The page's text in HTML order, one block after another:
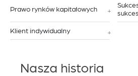
Prawo rynków kapitałowych
Klient indywidualny
Nasza historia